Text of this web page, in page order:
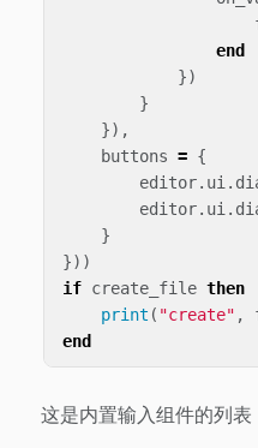
end
})
}
}),
buttons = {
editor. ui .
editor. ui .
}
}))
if create_file then
print ( "create" ,
end
这是内置输入组件的列表